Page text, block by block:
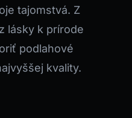
tajomstvá. Z
lásky k prírode
podlahové
kvality.